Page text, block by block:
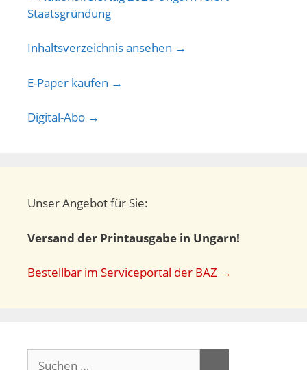
Inhaltsverzeichnis ansehen →
E-Paper kaufen →
Digital-Abo →
Unser Angebot für Sie:
Versand der Printausgabe in Ungarn!
Bestellbar im Serviceportal der BAZ →
Suchen